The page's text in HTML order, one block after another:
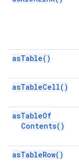
asTable( )
asTableCell( )
asTableOf
Contents( )
asTableRow( )